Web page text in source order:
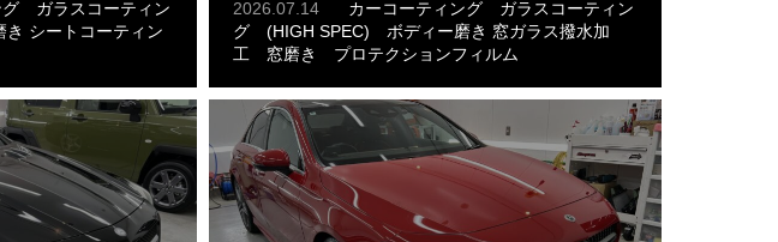
ガラスコーティン
き シートコーティン
2026.07.14 カーコーティング
ガラスコーティン
グ (HIGH SPEC)
ボディー磨き 窓ガラス撥水加
工
窓磨き プロテクションフィルム